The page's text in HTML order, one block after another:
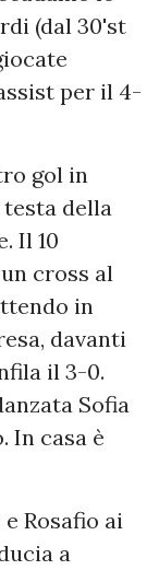
(dal 30'st
per il 4-
gol in
della
Il 10
cross al
in
davanti
il 3-0.
Sofia
In casa è
Rosafio ai
a